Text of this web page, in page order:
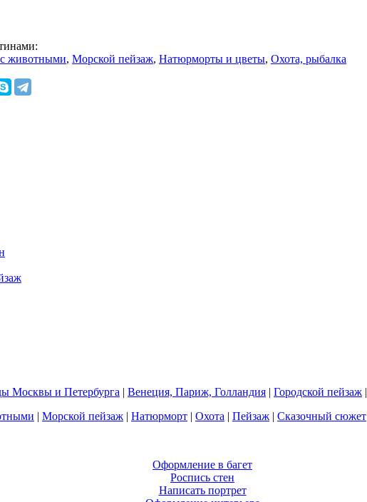
животными, Морской пейзаж, Натюрморты и цветы, Охота, рыбалка
Москвы и Петербурга | Венеция, Париж, Голландия | Городской пейзаж |
| Морской пейзаж | Натюрморт | Охота | Пейзаж | Сказочный сюжет
Оформление в багет
Роспись стен
Написать портрет